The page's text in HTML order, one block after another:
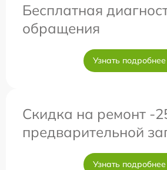
Бесплатная
обращения
Узнать подробнее
Скидка на ремонт -
предварительной
Узнать подробнее